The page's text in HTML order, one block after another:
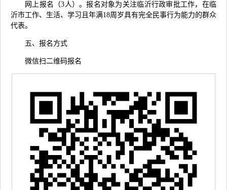
网上报名（3人）。报名对象为关注临沂行政审批工作，在临
沂市工作、生活、学习且年满18周岁具有完全民事行为能力的群众
代表。
五、报名方式
微信扫二维码报名